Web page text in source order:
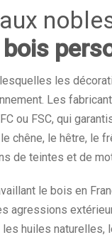
les
Les
ou FSC, qui
chêne, le hêtre, le
de teintes et de
le bois en
agressions
huiles naturelles,